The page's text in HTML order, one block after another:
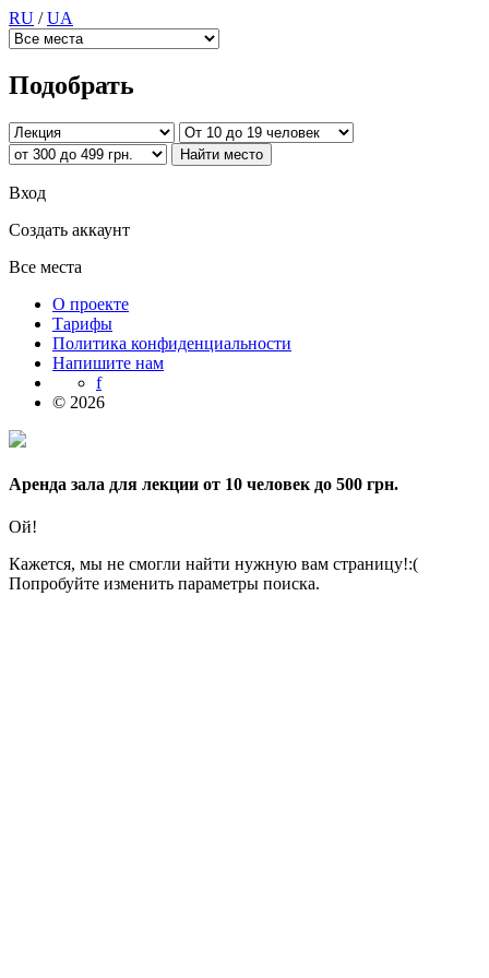
RU /UA
Подобрать
Вход
Создать аккаунт
Все места
О проекте
Тарифы
Политика конфиденциальности
Напишите нам
f
© 2026
Аренда зала для лекции от 10 человек до 500 грн.
Ой!
Кажется, мы не смогли найти нужную вам страницу!:(
Попробуйте изменить параметры поиска.